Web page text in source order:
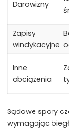
Darowizny
Zapisy
windykacyjne
Inne
obciążenia
Sądowe spory
wymagając